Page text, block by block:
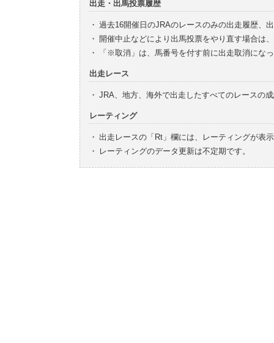
出走・出馬投票履歴
・ 過去16開催日のJRAのレースのみの出走履歴、
・ 開催中止などにより出馬投票をやり直す場合は
・
「※取消」は、馬番号を付す前に出走取消にな
出走レース
・ JRA、地方、海外で出走したすべてのレースの
レーティング
・ 出走レースの「Rt」欄には、レーティングが表
・
レーティングのデータ更新は不定期です。